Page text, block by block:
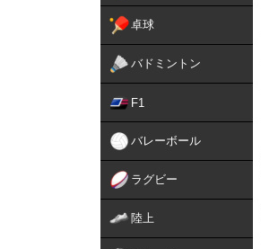
卓球
バドミントン
F1
バレーボール
ラグビー
陸上